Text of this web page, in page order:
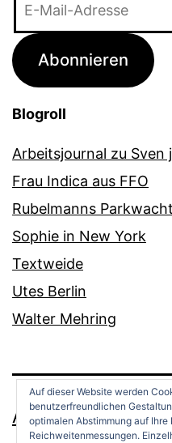
Adresse
Abonnieren
Blogroll
Arbeitsjournal zu
Frau Indica aus FFO
Rubelmanns Parkwacht
Sophie in New York
Textweide
Utes Berlin
Walter Mehring
ANDREAS
Auf dieser Website werden
benutzerfreundlichen
optimalen Abstimmung auf
Reichweitenmessungen.